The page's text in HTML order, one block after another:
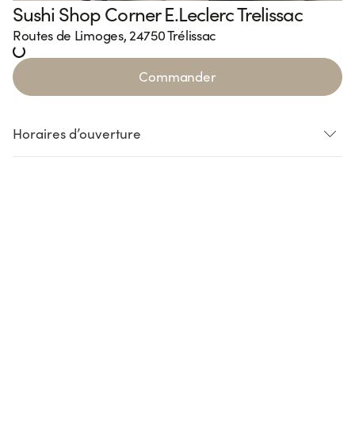
Sushi Shop Corner E.Leclerc Trelissac
Routes de Limoges, 24750 Trélissac
Loading...
Commander
Horaires d’ouverture